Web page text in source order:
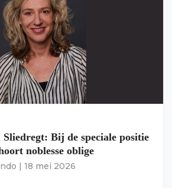
Bij de speciale positie
noblesse oblige
18 mei 2026